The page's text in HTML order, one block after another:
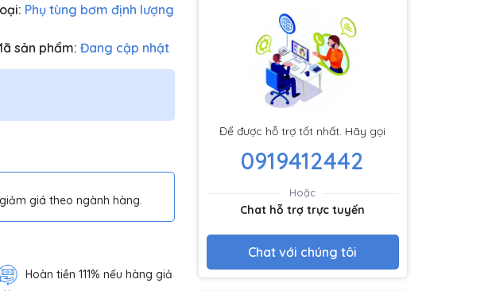
Phụ tùng bơm định lượng
sản phẩm: Đang cập nhật
giá theo ngành hàng.
Hoàn tiền 111% nếu hàng giả
Để được hỗ trợ tốt nhất. Hãy gọi
0919412442
Hoặc
Chat hỗ trợ trực tuyến
Chat với chúng tôi